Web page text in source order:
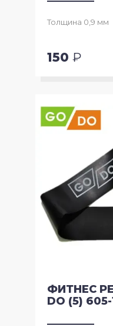
Толщина 0,9 мм
150 ₽
ФИТНЕС
DO (5)